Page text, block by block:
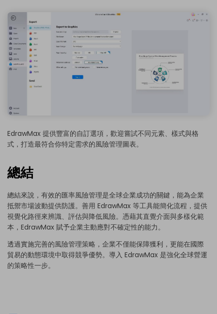
EdrawMax 提供豐富的自訂選項，歡迎嘗試不同元素、樣式與格
式，打造最符合你特定需求的風險管理圖表。
總結
總結來說，有效的匯率風險管理是全球企業成功的關鍵，能為企業
抵禦市場波動提供防護。善用 EdrawMax 等工具能簡化流程，提供
視覺化路徑來辨識、評估與降低風險。憑藉其直覺介面與多樣化範
本，EdrawMax 賦予企業主動應對不確定性的能力。
透過實施完善的風險管理策略，企業不僅能保障獲利，更能在國際
貿易的動態環境中取得競爭優勢。導入 EdrawMax 是強化全球營運
的策略性一步。